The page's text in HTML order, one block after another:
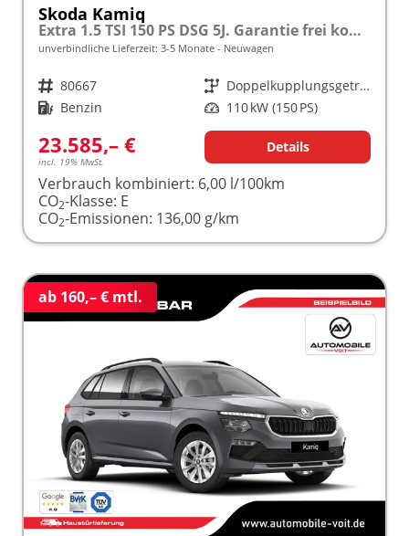
Skoda Kamiq
Extra 1.5 TSI 150 PS DSG 5J. Garantie frei konfigurierbar!
unverbindliche Lieferzeit: 3-5 Monate Neuwagen
Fahrzeugnr. 80667 Getriebe
Doppelkupplungsgetriebe (DSG)
Kraftstoff Benzin Leistung 110 kW (150 PS)
23.585,– €
incl. 19% MwSt.
Details
Verbrauch kombiniert: 6,00 l/100km
CO2-Klasse: E
CO2-Emissionen: 136,00 g/km
ab 160,– € mtl.